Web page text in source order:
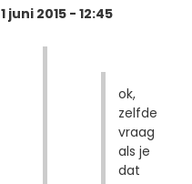
1 juni 2015 - 12:45
ok,
zelfde
vraag
als je
dat